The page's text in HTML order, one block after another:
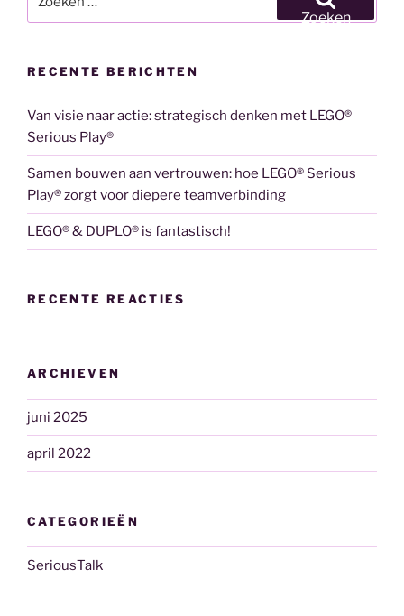
naar:
Zoeken
RECENTE BERICHTEN
Van visie naar actie: strategisch denken met LEGO®
Serious Play®
Samen bouwen aan vertrouwen: hoe LEGO® Serious
Play® zorgt voor diepere teamverbinding
LEGO® & DUPLO® is fantastisch!
RECENTE REACTIES
ARCHIEVEN
juni 2025
april 2022
CATEGORIEËN
SeriousTalk